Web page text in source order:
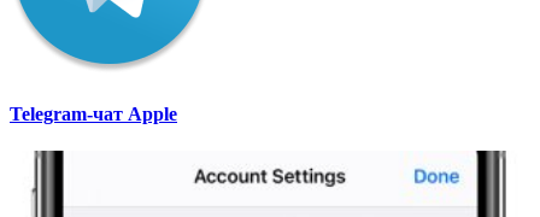
Telegram-чат Apple